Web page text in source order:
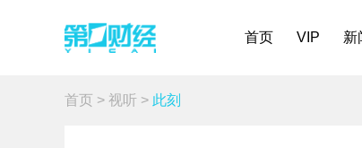
首页 VIP 新
首页 > 视听 > 此刻